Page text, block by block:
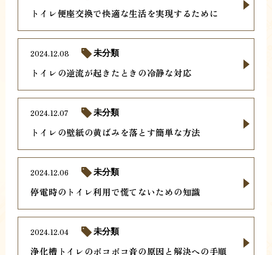
トイレ便座交換で快適な生活を実現するために
トイレの逆流が起きたときの冷静な対応
2024.12.08 未分類
トイレの壁紙の黄ばみを落とす簡単な方法
2024.12.07 未分類
停電時のトイレ利用で慌てないための知識
2024.12.06 未分類
浄化槽トイレのボコボコ音の原因と解決への手順
2024.12.04 未分類